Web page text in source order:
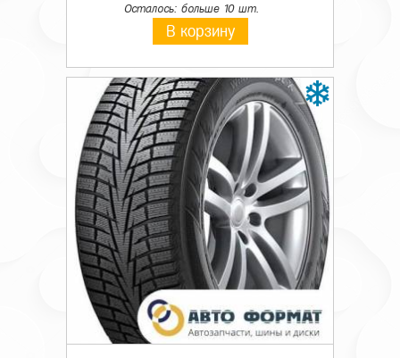
Осталось: больше 10 шт.
В корзину